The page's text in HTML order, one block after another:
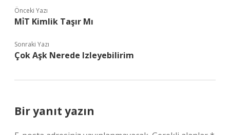
Önceki Yazı
Mi̇T Kimlik Taşır Mı
Sonraki Yazı
Çok Aşk Nerede Izleyebilirim
Bir yanıt yazın